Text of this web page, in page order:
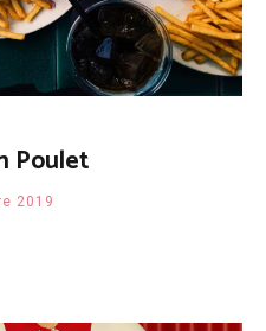
Poulet
2019